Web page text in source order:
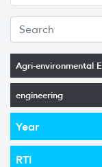
Agri-environmental
engineering
Year
RTI